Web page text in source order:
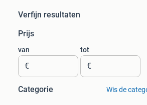
Verfijn resultaten
Prijs
van
€
tot
€
Categorie Wis de